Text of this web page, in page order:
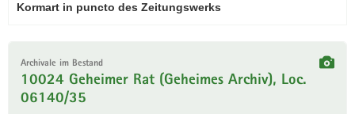
Kormart in puncto des Zeitungswerks
Archivale im Bestand
10024 Geheimer Rat (Geheimes Archiv), Loc.
06140/35